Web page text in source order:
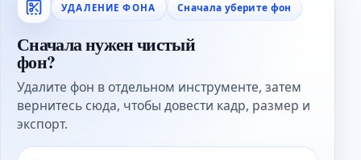
УДАЛЕНИЕ ФОНА Сначала уберите фон
Сначала нужен чистый
фон?
Удалите фон в отдельном инструменте, затем
вернитесь сюда, чтобы довести кадр, размер и
экспорт.